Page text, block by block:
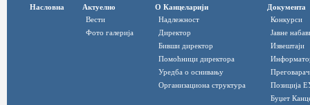
Насловна Актуелно
Вести
Фото галерија
О Канцеларији
Надлежност
Директор
Бивши директор
Помоћници директора
Уредба о оснивању
Организациона структура
Документа
Конкурси
Јавне
Извештаји
Позиција
Буџет